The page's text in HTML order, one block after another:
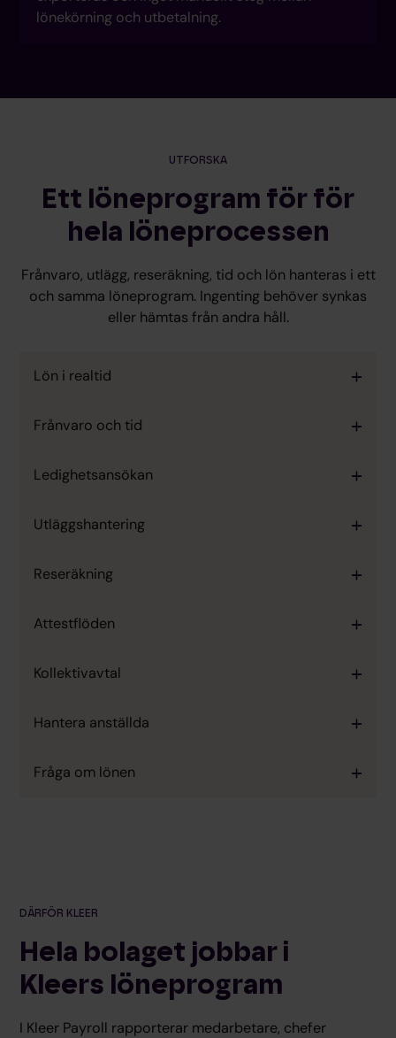
lönekörning och utbetalning.
UTFORSKA
Ett löneprogram för för
hela löneprocessen
Frånvaro, utlägg, reseräkning, tid och lön hanteras i ett
och samma löneprogram. Ingenting behöver synkas
eller hämtas från andra håll.
Lön i realtid
Frånvaro och tid
Ledighetsansökan
Utläggshantering
Reseräkning
Attestflöden
Kollektivavtal
Hantera anställda
Fråga om lönen
DÄRFÖR KLEER
Hela bolaget jobbar i
Kleers löneprogram
I Kleer Payroll rapporterar medarbetare, chefer